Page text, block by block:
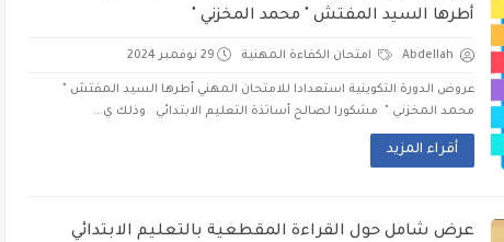
أطرها السيد المفتش " محمد المخزني "
Abdellah امتحان الكفاءة المهنية 29 نوفمبر 2024
عروض الدورة التكوينية استعدادا للامتحان المهني أطرها السيد المفتش "
محمد المخزني " مشكورا لصالح أساتذة التعليم الابتدائي وذلك ي...
أقراء المزيد
عرض شامل حول القراءة المقطعية بالتعليم الابتدائي